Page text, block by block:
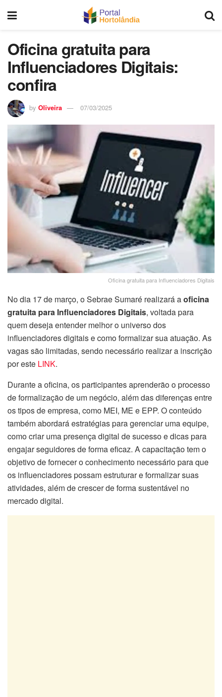
Oficina gratuita para
Influenciadores Digitais:
confira
by Oliveira 07/03/2025
Oficina gratuita para Influenciadores Digitais
No dia 17 de março, o Sebrae Sumaré realizará aoficina
gratuita para Influenciadores Digitais, voltada para
quem deseja entender melhor o universo dos
influenciadores digitais e como formalizar sua atuação. As
vagas são limitadas, sendo necessário realizar a inscrição
por este LINK.
Durante a oficina, os participantes aprenderão o processo
de formalização de um negócio, além das diferenças entre
os tipos de empresa, como MEI, ME e EPP. O conteúdo
também abordará estratégias para gerenciar uma equipe,
como criar uma presença digital de sucesso e dicas para
engajar seguidores de forma eficaz. A capacitação tem o
objetivo de fornecer o conhecimento necessário para que
os influenciadores possam estruturar e formalizar suas
atividades, além de crescer de forma sustentável no
mercado digital.